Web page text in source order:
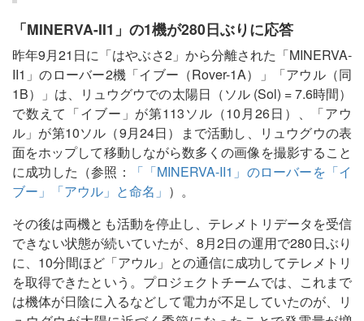
「MINERVA-II1」の1機が280日ぶりに応答
昨年9月21日に「はやぶさ2」から分離された「MINERVA-
II1」のローバー2機「イブー（Rover-1A）」「アウル（同
1B）」は、リュウグウでの太陽日（ソル (Sol) = 7.6時間）
で数えて「イブー」が第113ソル（10月26日）、「アウ
ル」が第10ソル（9月24日）まで活動し、リュウグウの表
面をホップして移動しながら数多くの画像を撮影すること
に成功した（参照：
「「MINERVA-II1」のローバーを「イ
ブー」「アウル」と命名」 ）。
その後は両機とも活動を停止し、テレメトリデータを受信
できない状態が続いていたが、8月2日の運用で280日ぶり
に、10分間ほど「アウル」との通信に成功してテレメトリ
を取得できたという。プロジェクトチームでは、これまで
は機体が日陰に入るなどして電力が不足していたのが、リ